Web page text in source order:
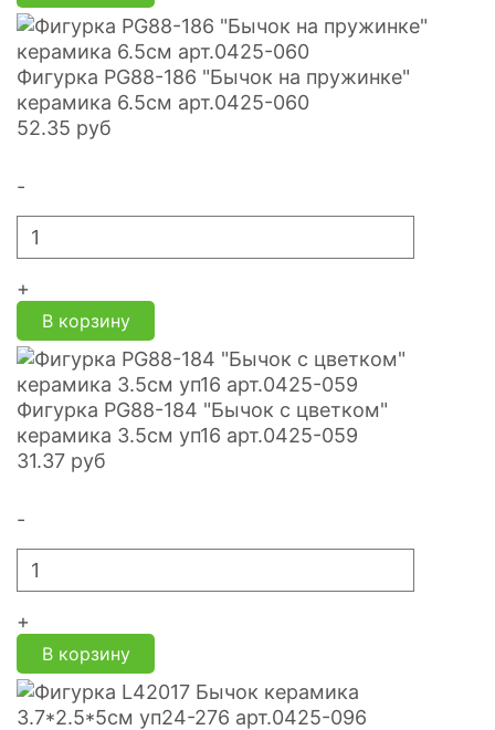
Фигурка PG88-186 "Бычок на пружинке"
керамика 6.5см арт.0425-060
52.35 руб
-
+
В корзину
Фигурка PG88-184 "Бычок с цветком"
керамика 3.5см уп16 арт.0425-059
31.37 руб
-
+
В корзину